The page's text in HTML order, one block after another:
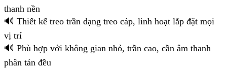
thanh nền
🔊 Thiết kế treo trần dạng treo cáp, linh hoạt lắp đặt mọi
vị trí
🔊 Phù hợp với không gian nhỏ, trần cao, cần âm thanh
phân tán đều